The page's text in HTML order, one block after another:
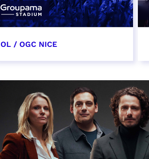
OL / OGC NICE
date et heure à confirmer
RÉSERVER